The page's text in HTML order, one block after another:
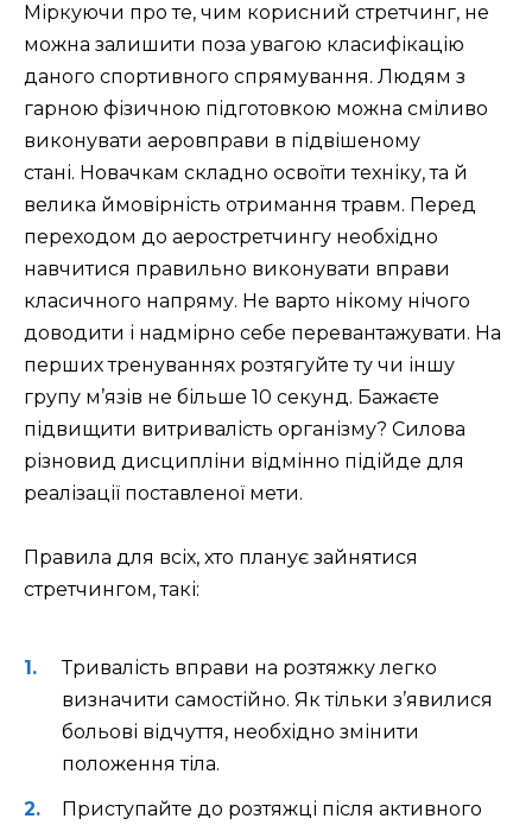
Міркуючи про те, чим корисний стретчинг, не
можна залишити поза увагою класифікацію
даного спортивного спрямування. Людям з
гарною фізичною підготовкою можна сміливо
виконувати аеровправи в підвішеному
стані. Новачкам складно освоїти техніку, та й
велика ймовірність отримання травм. Перед
переходом до аеростретчингу необхідно
навчитися правильно виконувати вправи
класичного напряму. Не варто нікому нічого
доводити і надмірно себе перевантажувати. На
перших тренуваннях розтягуйте ту чи іншу
групу м’язів не більше 10 секунд. Бажаєте
підвищити витривалість організму? Силова
різновид дисципліни відмінно підійде для
реалізації поставленої мети.
Правила для всіх, хто планує зайнятися
стретчингом, такі:
Тривалість вправи на розтяжку легко
визначити самостійно. Як тільки з’явилися
больові відчуття, необхідно змінити
положення тіла.
Приступайте до розтяжці після активного